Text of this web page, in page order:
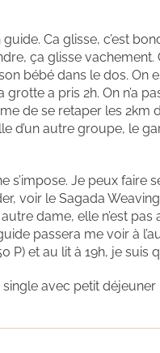
Ca glisse, c’est
ça glisse
bébé dans le dos.
grotte a pris 2h. On n’a
de se retaper les
d’un autre groupe, le
Je peux faire
voir le Sagada
dame, elle n’est
passera me voir à
P) et au lit à 19h, je
avec petit déjeuner